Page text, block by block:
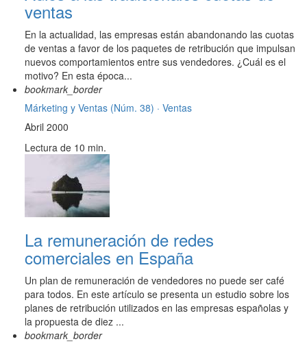
ventas
En la actualidad, las empresas están abandonando las cuotas
de ventas a favor de los paquetes de retribución que impulsan
nuevos comportamientos entre sus vendedores. ¿Cuál es el
motivo? En esta época...
bookmark_border
Márketing y Ventas (Núm. 38) · Ventas
Abril 2000
Lectura de 10 min.
La remuneración de redes
comerciales en España
Un plan de remuneración de vendedores no puede ser café
para todos. En este artículo se presenta un estudio sobre los
planes de retribución utilizados en las empresas españolas y
la propuesta de diez ...
bookmark_border